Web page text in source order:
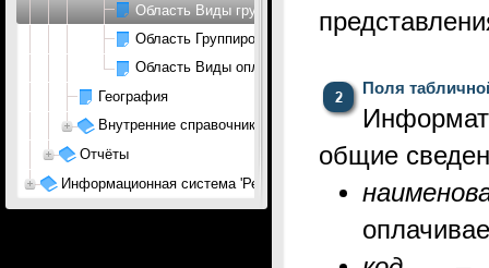
Область Виды группировки оплачиваемых услуг
Область Группировка оплачиваемых услуг
Область Виды оплачиваемых услуг
География
Внутренние справочники раздела Аэропорт
Отчёты
Информационная система 'Ресурсы АП'
Поля
общие